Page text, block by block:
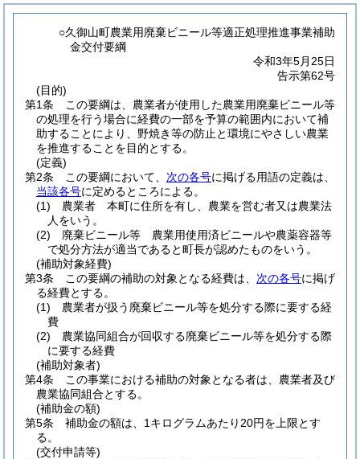
○久御山町農業用廃棄ビニール等適正処理推進事業補助
金交付要綱
令和3年5月25日
告示第62号
(目的)
第1条
この要綱は、農業者が使用した農業用廃棄ビニール等
の処理を行う場合に経費の一部を予算の範囲内において補
助することにより、野焼き等の防止と環境にやさしい農業
を推進することを目的とする。
(定義)
第2条
この要綱において、 次の各号に掲げる用語の定義は、
当該各号に定めるところによる。
(1)
農業者 本町に住所を有し、農業を営む者又は農業法
人をいう。
(2)
廃棄ビニール等 農業用使用済ビニールや農薬容器等
で処分方法が適当であると町長が認めたものをいう。
(補助対象経費)
第3条
この要綱の補助の対象となる経費は、 次の各号に掲げ
る経費とする。
(1)
農業者が扱う廃棄ビニール等を処分する際に要する経
費
(2)
農業協同組合が回収する廃棄ビニール等を処分する際
に要する経費
(補助対象者)
第4条
この事業における補助の対象となる者は、農業者及び
農業協同組合とする。
(補助金の額)
第5条
補助金の額は、1キログラムあたり20円を上限とす
る。
(交付申請等)